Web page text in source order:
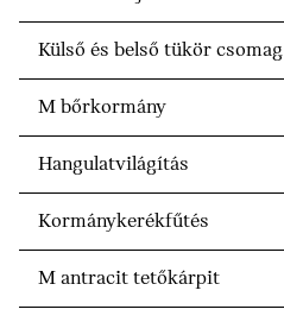
Külső és belső tükör csomag
M bőrkormány
Hangulatvilágítás
Kormánykerékfűtés
M antracit tetőkárpit